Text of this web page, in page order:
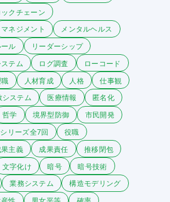
ックチェーン
マネジメント
メンタルヘルス
ル
リーダーシップ
テム ログ調査
ローコード
人材育成 人格
仕事観
システム 医療情報
匿名化
哲学 境界型防御
市民開発
リーズ全7回
役職
果主義 成果責任
推移閉包
文字化け 暗号
暗号技術
業務システム
構造モデリング